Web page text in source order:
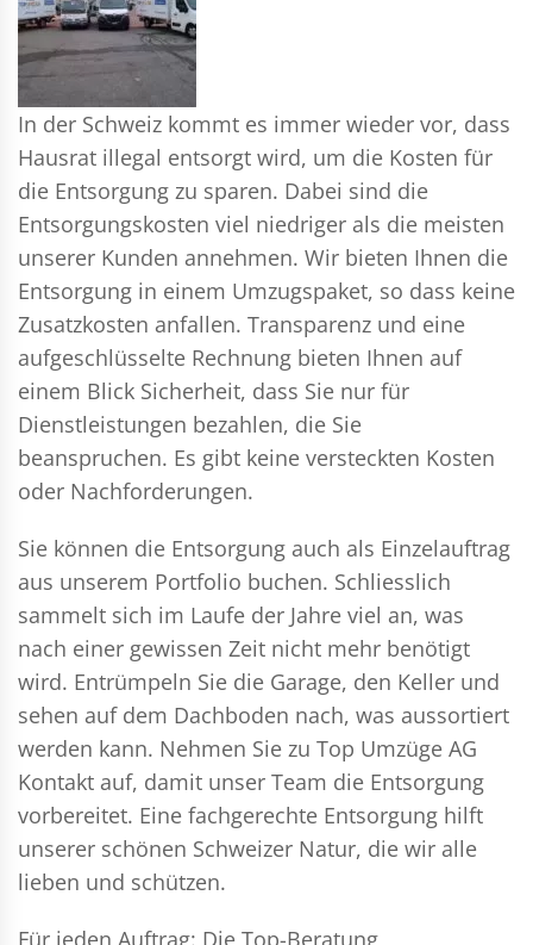
In der Schweiz kommt es immer wieder vor, dass
Hausrat illegal entsorgt wird, um die Kosten für
die Entsorgung zu sparen. Dabei sind die
Entsorgungskosten viel niedriger als die meisten
unserer Kunden annehmen. Wir bieten Ihnen die
Entsorgung in einem Umzugspaket, so dass keine
Zusatzkosten anfallen. Transparenz und eine
aufgeschlüsselte Rechnung bieten Ihnen auf
einem Blick Sicherheit, dass Sie nur für
Dienstleistungen bezahlen, die Sie
beanspruchen. Es gibt keine versteckten Kosten
oder Nachforderungen.
Sie können die Entsorgung auch als Einzelauftrag
aus unserem Portfolio buchen. Schliesslich
sammelt sich im Laufe der Jahre viel an, was
nach einer gewissen Zeit nicht mehr benötigt
wird. Entrümpeln Sie die Garage, den Keller und
sehen auf dem Dachboden nach, was aussortiert
werden kann. Nehmen Sie zu Top Umzüge AG
Kontakt auf, damit unser Team die Entsorgung
vorbereitet. Eine fachgerechte Entsorgung hilft
unserer schönen Schweizer Natur, die wir alle
lieben und schützen.
Für jeden Auftrag: Die Top-Beratung